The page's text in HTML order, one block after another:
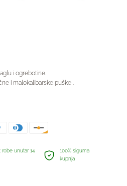
i ogrebotine.
i malokalibarske puške .
robe unutar 14
100% sigurna
kupnja